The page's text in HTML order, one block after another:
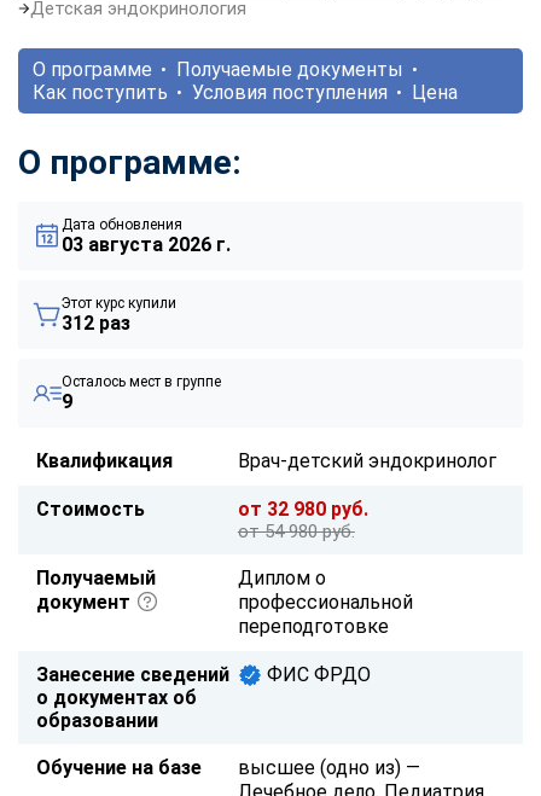
Детская эндокринология
О программе
Получаемые документы
Как поступить
Условия поступления Цена
О программе:
Дата обновления
03 августа 2026 г.
Этот курс купили
312 раз
Осталось мест в группе
9
Квалификация Врач-детский эндокринолог
Стоимость от 32 980 руб.
от 54 980 руб.
Получаемый
документ
Диплом о
профессиональной
переподготовке
Занесение сведений
о документах об
образовании
ФИС ФРДО
Обучение на базе
высшее (одно из) —